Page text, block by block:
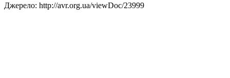
Джерело: http://avr.org.ua/viewDoc/23999